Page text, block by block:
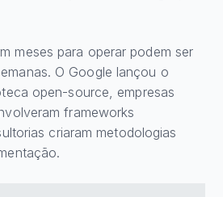
meses para operar podem ser
O Google lançou o
open-source, empresas
frameworks
criaram metodologias